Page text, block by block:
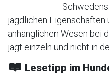
jagdlichen Eigenschaften
anhänglichen Wesen bei
jagt einzeln und nicht in
Lesetipp im